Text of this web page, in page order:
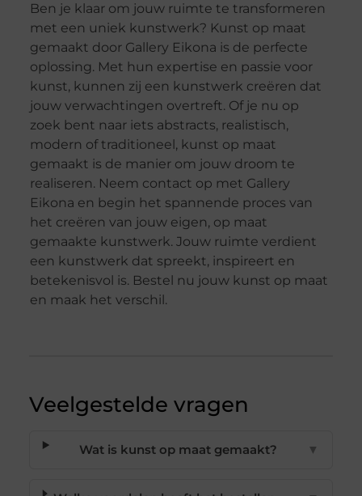
Ben je klaar om jouw ruimte te transformeren
met een uniek kunstwerk? Kunst op maat
gemaakt door Gallery Eikona is de perfecte
oplossing. Met hun expertise en passie voor
kunst, kunnen zij een kunstwerk creëren dat
jouw verwachtingen overtreft. Of je nu op
zoek bent naar iets abstracts, realistisch,
modern of traditioneel, kunst op maat
gemaakt is de manier om jouw droom te
realiseren. Neem contact op met Gallery
Eikona en begin het spannende proces van
het creëren van jouw eigen, op maat
gemaakte kunstwerk. Jouw ruimte verdient
een kunstwerk dat spreekt, inspireert en
betekenisvol is. Bestel nu jouw kunst op maat
en maak het verschil.
Veelgestelde vragen
Wat is kunst op maat gemaakt? ▼